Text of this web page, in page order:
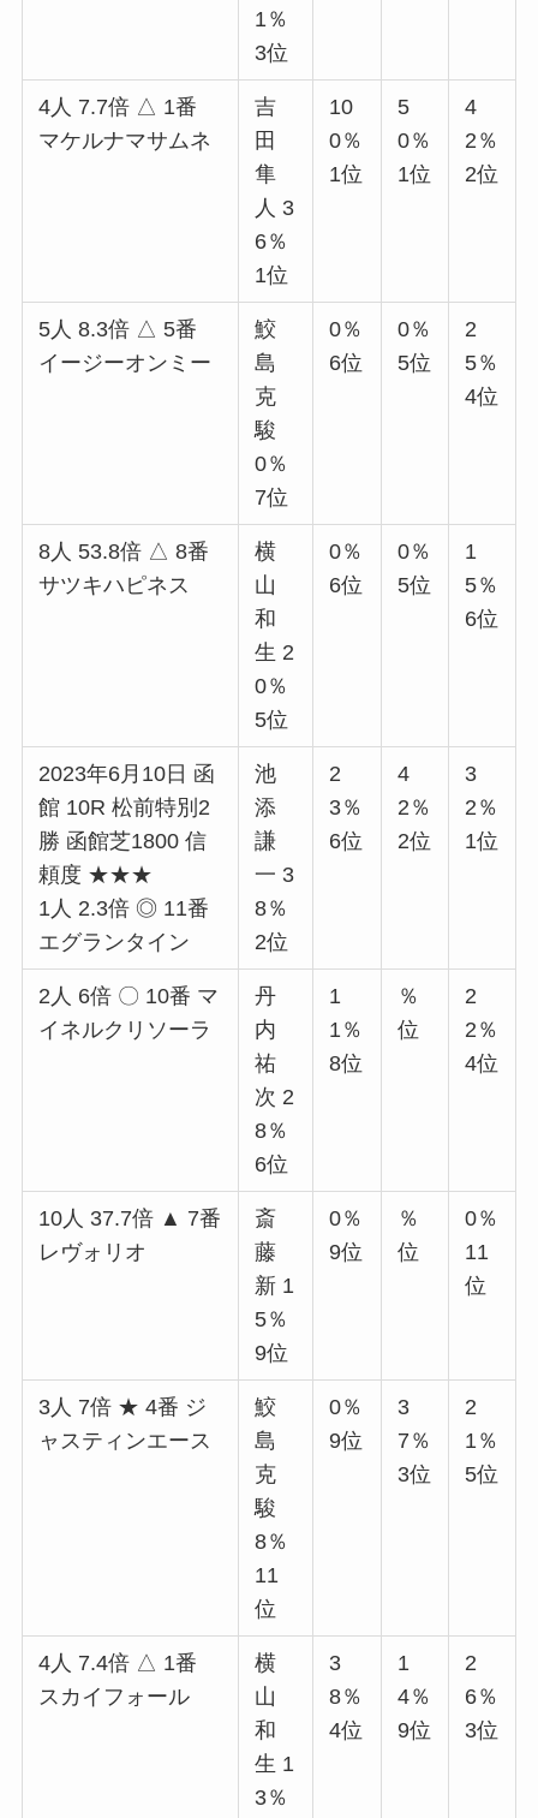
1％
3位
4人 7.7倍 △ 1番
マケルナマサムネ
吉
田
隼
人 3
6％
1位
10
0％
1位
5
0％
1位
4
2％
2位
5人 8.3倍 △ 5番
イージーオンミー
鮫
島
克
駿
0％
7位
0％
6位
0％
5位
2
5％
4位
8人 53.8倍 △ 8番
サツキハピネス
横
山
和
生 2
0％
5位
0％
6位
0％
5位
1
5％
6位
2023年6月10日 函
館 10R 松前特別2
勝 函館芝1800 信
頼度 ★★★
1人 2.3倍 ◎ 11番
エグランタイン
池
添
謙
一 3
8％
2位
2
3％
6位
4
2％
2位
3
2％
1位
2人 6倍 〇 10番 マ
イネルクリソーラ
丹
内
祐
次 2
8％
6位
1
1％
8位
％
位
2
2％
4位
10人 37.7倍 ▲ 7番
レヴォリオ
斎
藤
新 1
5％
9位
0％
9位
％
位
0％
11
位
3人 7倍 ★ 4番 ジ
ャスティンエース
鮫
島
克
駿
8％
11
位
0％
9位
3
7％
3位
2
1％
5位
4人 7.4倍 △ 1番
スカイフォール
横
山
和
生 1
3％
3
8％
4位
1
4％
9位
2
6％
3位